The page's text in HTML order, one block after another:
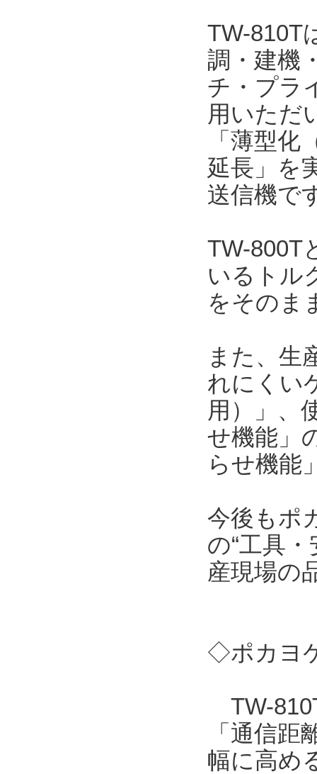
TW-810T
調・建機
チ・プラ
用いただ
「薄型
延長」を
送信機で
TW-800T
いるトル
をそのま
また、生
れにくい
用）」、
せ機能」
らせ機能
今後もポ
の“工具
産現場の
◇ポカヨ
TW-
「通信
幅に高め